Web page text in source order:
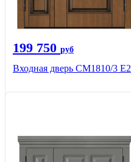
199 750 руб
Входная дверь СМ1810/3 Е2